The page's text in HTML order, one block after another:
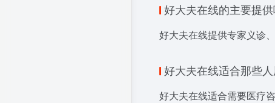
好大夫在线的主要提
好大夫在线提供专家义诊、
好大夫在线适合那些人
好大夫在线适合需要医疗